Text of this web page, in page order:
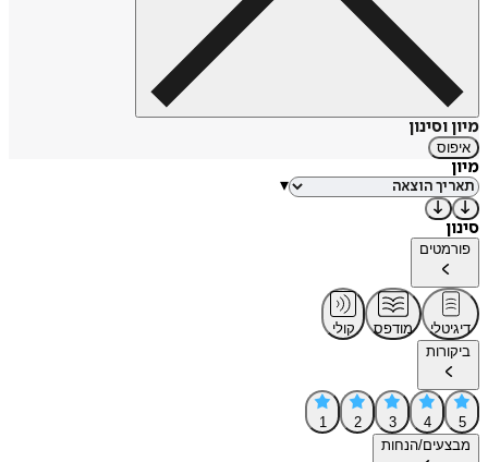
מיון וסינון
איפוס
מיון
▾
סינון
פורמטים
דיגיטלי מודפס
קולי
ביקורות
5
4
3
2
1
מבצעים/הנחות